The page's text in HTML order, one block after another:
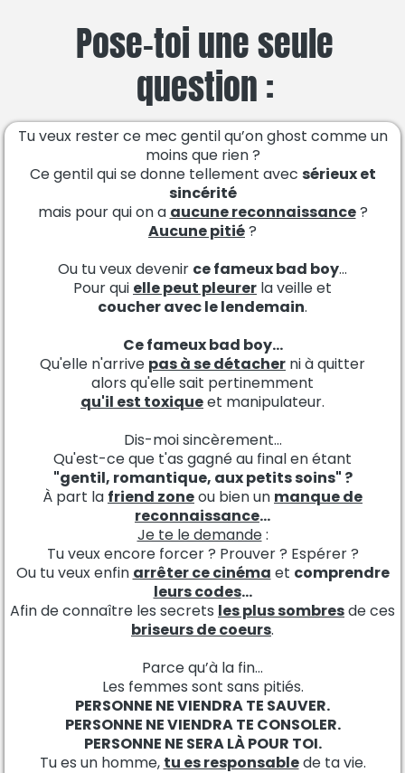
Pose-toi une seule
question :
Tu veux rester ce mec gentil qu’on ghost comme un
moins que rien ?
Ce gentil qui se donne tellement avec sérieux et
sincérité
mais pour qui on a aucune reconnaissance?
Aucune pitié?
Ou tu veux devenir ce fameux bad boy...
Pour qui elle peut pleurer la veille et
coucher avec le lendemain.
Ce fameux bad boy...
Qu'elle n'arrive pas à se détacher ni à quitter
alors qu'elle sait pertinemment
qu'il est toxiqueet manipulateur.
Dis-moi sincèrement...
Qu'est-ce que t'as gagné au final en étant
"gentil, romantique, aux petits soins" ?
À part la friend zoneou bien un manque de
reconnaissance...
Je te le demande:
Tu veux encore forcer ? Prouver ? Espérer ?
Ou tu veux enfin arrêter ce cinéma et comprendre
leurs codes…
Afin de connaître les secrets les plus sombresde ces
briseurs de coeurs.
Parce qu’à la fin…
Les femmes sont sans pitiés.
PERSONNE NE VIENDRA TE SAUVER.
PERSONNE NE VIENDRA TE CONSOLER.
PERSONNE NE SERA LÀ POUR TOI.
Tu es un homme, tu es responsablede ta vie.